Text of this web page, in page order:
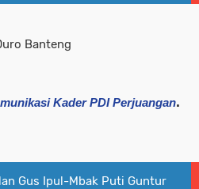
Banteng
Kader PDI Perjuangan.
Gus Ipul-Mbak Puti Guntur